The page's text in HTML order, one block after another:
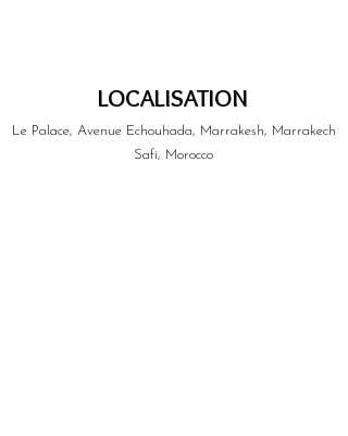
LOCALISATION
Le Palace, Avenue Echouhada, Marrakesh, Marrakech
Safi, Morocco